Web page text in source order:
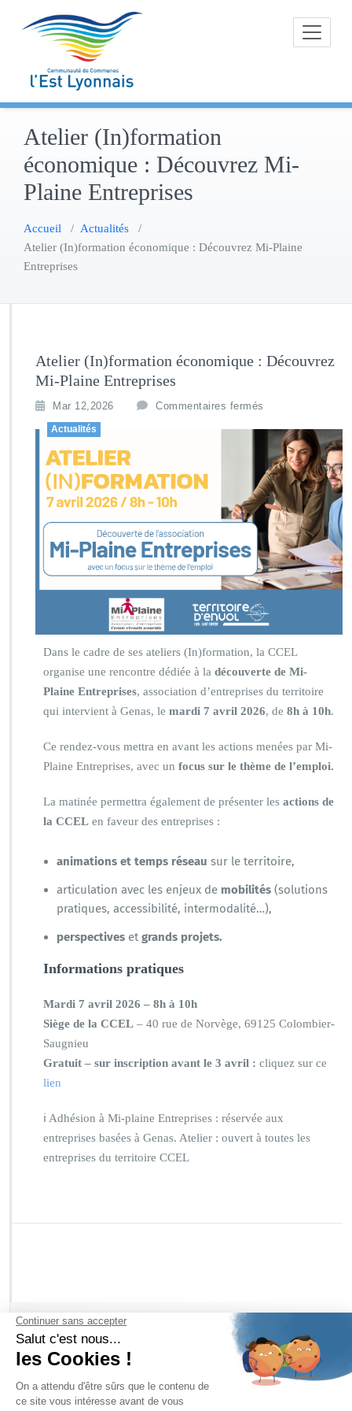
Atelier (In)formation
économique : Découvrez Mi-
Plaine Entreprises
Accueil / Actualités /
Atelier (In)formation économique : Découvrez Mi-Plaine
Entreprises
Atelier (In)formation économique : Découvrez
Mi-Plaine Entreprises
Mar 12,2026 Commentaires fermés
Actualités
Dans le cadre de ses ateliers (In)formation, la CCEL
organise une rencontre dédiée à la découverte de Mi-
Plaine Entreprises, association d’entreprises du territoire
qui intervient à Genas, le mardi 7 avril 2026, de 8h à 10h.
Ce rendez-vous mettra en avant les actions menées par Mi-
Plaine Entreprises, avec un focus sur le thème de l’emploi.
La matinée permettra également de présenter les actions de
la CCEL en faveur des entreprises :
animations et temps réseau sur le territoire,
articulation avec les enjeux de mobilités (solutions
pratiques, accessibilité, intermodalité…),
perspectives etgrands projets.
Informations pratiques
Mardi 7 avril 2026 – 8h à 10h
Siège de la CCEL – 40 rue de Norvège, 69125 Colombier-
Saugnieu
Gratuit – sur inscription avant le 3 avril : cliquez sur ce
lien
ℹ️ Adhésion à Mi-plaine Entreprises : réservée aux
entreprises basées à Genas. Atelier : ouvert à toutes les
entreprises du territoire CCEL